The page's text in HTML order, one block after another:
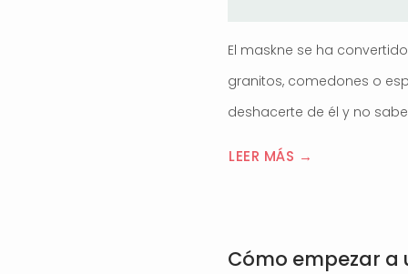
El maskne se ha
granitos, comedones o
deshacerte de él y no
LEER MÁS →
Cómo empezar a